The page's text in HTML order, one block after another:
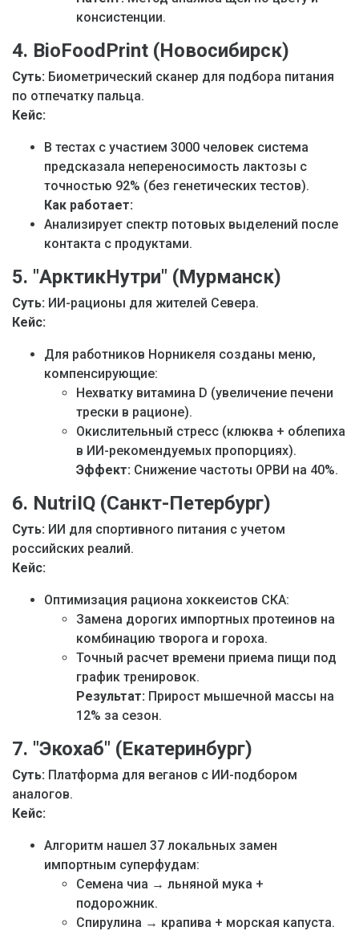
консистенции.
4. BioFoodPrint (Новосибирск)
Суть: Биометрический сканер для подбора питания
по отпечатку пальца.
Кейс:
В тестах с участием 3000 человек система
предсказала непереносимость лактозы с
точностью 92% (без генетических тестов).
Как работает:
Анализирует спектр потовых выделений после
контакта с продуктами.
5. "АрктикНутри" (Мурманск)
Суть: ИИ-рационы для жителей Севера.
Кейс:
Для работников Норникеля созданы меню,
компенсирующие:
Нехватку витамина D (увеличение печени
трески в рационе).
Окислительный стресс (клюква + облепиха
в ИИ-рекомендуемых пропорциях).
Эффект: Снижение частоты ОРВИ на 40%.
6. NutriIQ (Санкт-Петербург)
Суть: ИИ для спортивного питания с учетом
российских реалий.
Кейс:
Оптимизация рациона хоккеистов СКА:
Замена дорогих импортных протеинов на
комбинацию творога и гороха.
Точный расчет времени приема пищи под
график тренировок.
Результат: Прирост мышечной массы на
12% за сезон.
7. "Экохаб" (Екатеринбург)
Суть: Платформа для веганов с ИИ-подбором
аналогов.
Кейс:
Алгоритм нашел 37 локальных замен
импортным суперфудам:
Семена чиа → льняной мука +
подорожник.
Спирулина → крапива + морская капуста.